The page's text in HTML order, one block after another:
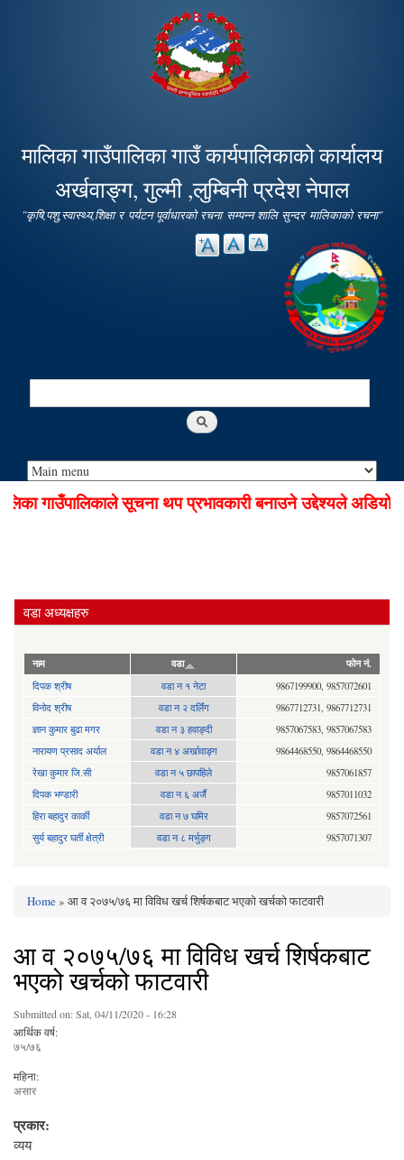
main
content
मालिका गाउँपालिका गाउँ कार्यपालिकाको कार्यालय
अर्खवाङ्ग, गुल्मी ,लुम्बिनी प्रदेश नेपाल
"कृषि,पशु,स्वास्थ्य,शिक्षा र पर्यटन पूर्वाधारको रचना सम्पन्न शालि सुन्दर मालिकाको रचना"
Search
गाउँपालिकाले सूचना थप प्रभावकारी बनाउने उद्देश्यले अडियो
वडा अध्यक्षहरु
नाम वडा फोन नं.
दिपक श्रीष वडा न १ नेटा
9867199900, 9857072601
विनोद श्रीष
वडा न २ दर्लिंग
9867712731, 9867712731
ज्ञान कुमार बुढा मगर
वडा न ३ हवाङ्दी
9857067583, 9857067583
नारायण प्रसाद अर्याल
वडा न‍ ४ अर्खावाङ्ग
9864468550, 9864468550
रेखा कुमार जि.सी
वडा न ५ छापहिले
9857061857
दिपक भण्डारी
वडा न ६ अर्जै
9857011032
हिरा बहादुर कार्की
वडा न ७ घमिर
9857072561
सुर्य बहादुर घर्ती क्षेत्री
वडा न ८ मर्भुङ्ग 9857071307
Home» आ व २०७५/७६ मा विविध खर्च शिर्षकबाट भएको खर्चको फाटवारी
आ व २०७५/७६ मा विविध खर्च शिर्षकबाट
भएको खर्चको फाटवारी
Submitted on:Sat, 04/11/2020 - 16:28
आर्थिक वर्ष:
७५/७६
महिना:
असार
प्रकार:
व्यय